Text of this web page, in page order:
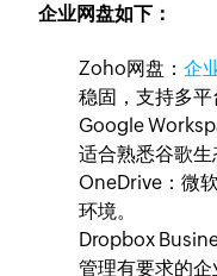
企业网盘如下：
Zoho网盘：企
稳固，支持多平
Google
适合熟悉谷歌生
OneDrive：微
环境。
Dropbox
管理有要求的企